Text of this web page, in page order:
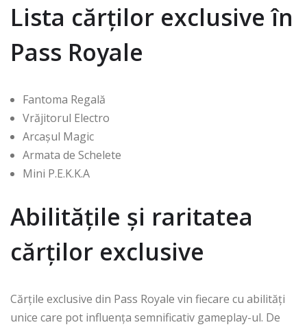
Lista cărților exclusive în
Pass Royale
Fantoma Regală
Vrăjitorul Electro
Arcașul Magic
Armata de Schelete
Mini P.E.K.K.A
Abilitățile și raritatea
cărților exclusive
Cărțile exclusive din Pass Royale vin fiecare cu abilități
unice care pot influența semnificativ gameplay-ul. De